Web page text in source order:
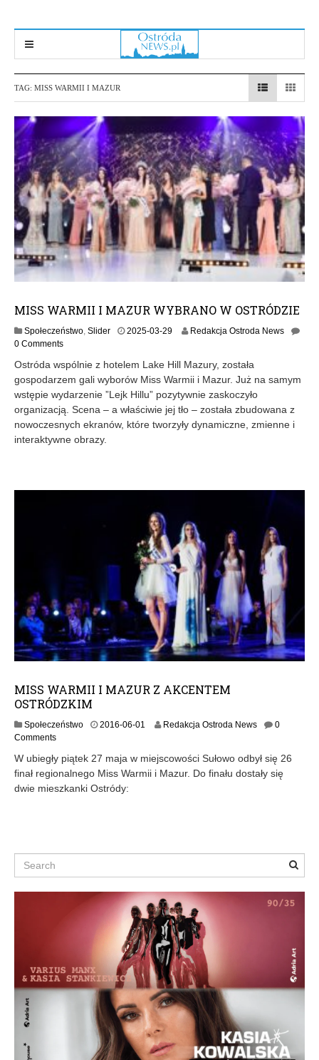
TAG: MISS WARMII I MAZUR
MISS WARMII I MAZUR WYBRANO W OSTRÓDZIE
Społeczeństwo, Slider 2025-03-292
5
-
0
3
Redakcja Ostroda News
0 Comments
Ostróda wspólnie z hotelem Lake Hill Mazury, została
gospodarzem gali wyborów Miss Warmii i Mazur. Już na samym
wstępie wydarzenie ”Lejk Hillu” pozytywnie zaskoczyło
organizacją. Scena – a właściwie jej tło – została zbudowana z
nowoczesnych ekranów, które tworzyły dynamiczne, zmienne i
interaktywne obrazy.
MISS WARMII I MAZUR Z AKCENTEM
OSTRÓDZKIM
Społeczeństwo 2016-06-01 Redakcja Ostroda News
0
Comments
W ubiegły piątek 27 maja w miejscowości Sułowo odbył się 26
finał regionalnego Miss Warmii i Mazur. Do finału dostały się
dwie mieszkanki Ostródy:
Search